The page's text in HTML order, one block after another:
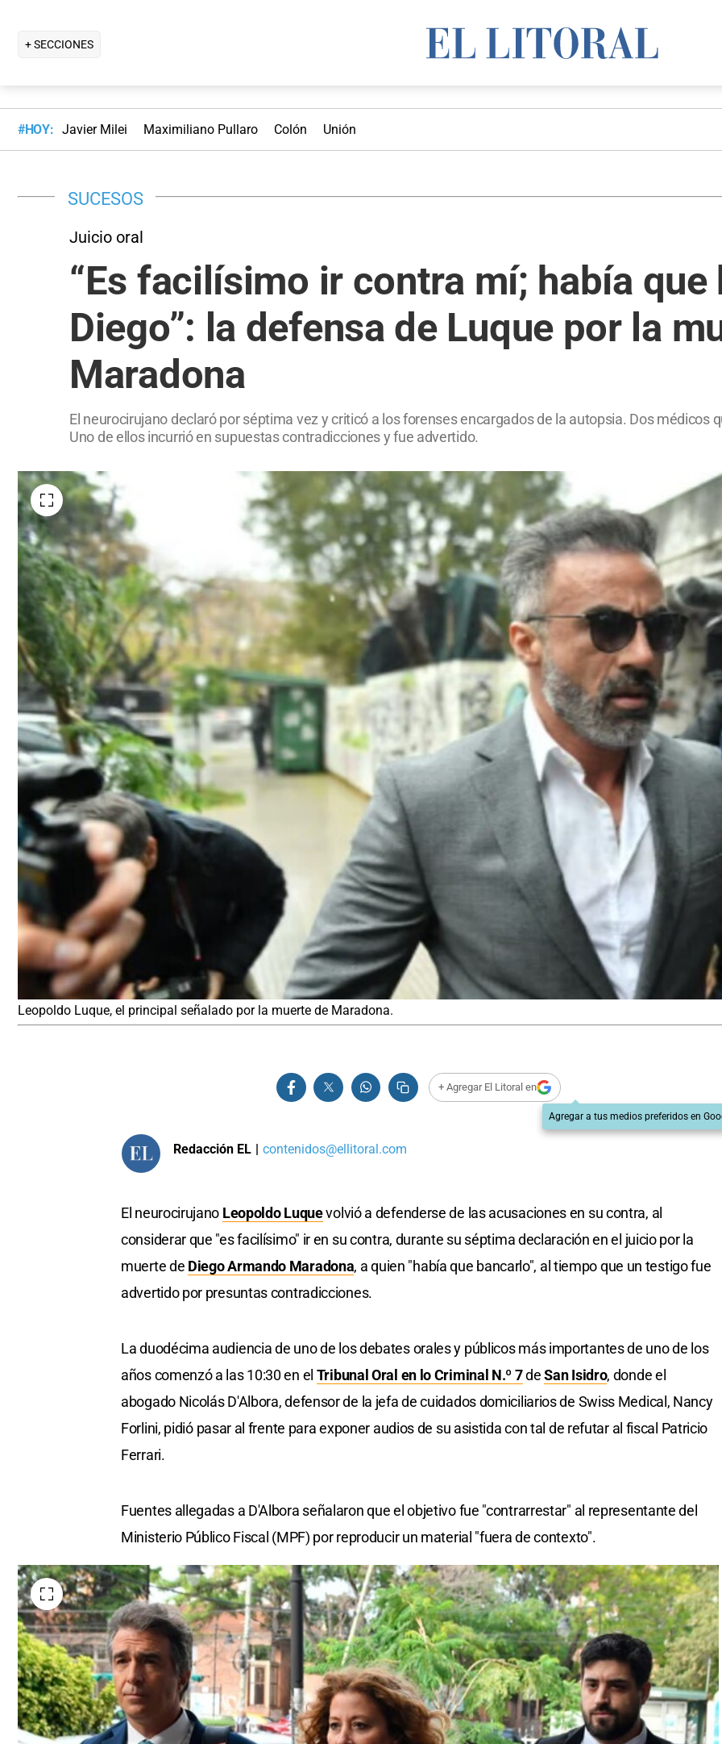
+ SECCIONES
#HOY: Javier Milei Maximiliano Pullaro Colón Unión
SUCESOS
Juicio oral
“Es facilísimo ir contra mí; había que
Diego”: la defensa de Luque por la
Maradona
El neurocirujano declaró por séptima vez y criticó a los forenses encargados de la autopsia. Dos médicos
Uno de ellos incurrió en supuestas contradicciones y fue advertido.
Leopoldo Luque, el principal señalado por la muerte de Maradona.
+ Agregar El Litoral en
Agregar a tus medios preferidos en
Redacción EL | contenidos@ellitoral.com
El neurocirujano Leopoldo Luquevolvió a defenderse de las acusaciones en su contra, al
considerar que "es facilísimo" ir en su contra, durante su séptima declaración en el juicio por la
muerte de Diego Armando Maradona, a quien "había que bancarlo", al tiempo que un testigo fue
advertido por presuntas contradicciones.
La duodécima audiencia de uno de los debates orales y públicos más importantes de uno de los
años comenzó a las 10:30 en el Tribunal Oral en lo Criminal N.º 7de San Isidro, donde el
abogado Nicolás D'Albora, defensor de la jefa de cuidados domiciliarios de Swiss Medical, Nancy
Forlini, pidió pasar al frente para exponer audios de su asistida con tal de refutar al fiscal Patricio
Ferrari.
Fuentes allegadas a D'Albora señalaron que el objetivo fue "contrarrestar" al representante del
Ministerio Público Fiscal (MPF) por reproducir un material "fuera de contexto".